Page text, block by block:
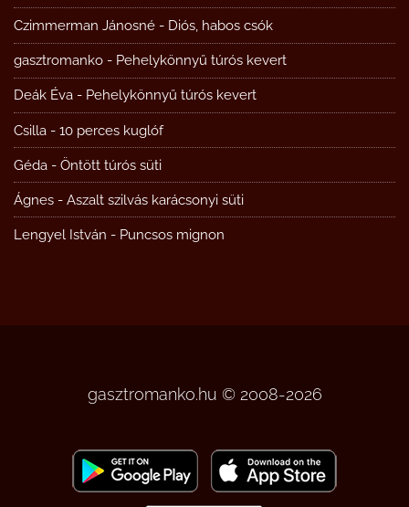
Czimmerman Jánosné - Diós, habos csók
gasztromanko - Pehelykönnyű túrós kevert
Deák Éva - Pehelykönnyű túrós kevert
Csilla - 10 perces kuglóf
Géda - Öntött túrós süti
Ágnes - Aszalt szilvás karácsonyi süti
Lengyel István - Puncsos mignon
gasztromanko.hu © 2008-2026